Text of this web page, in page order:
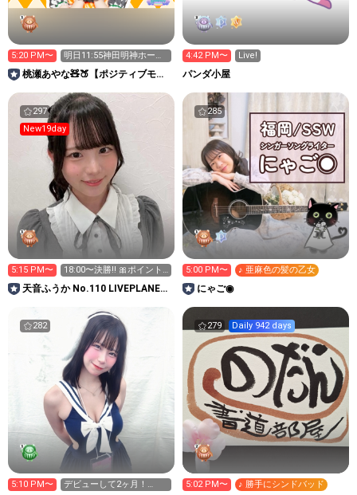
5:20 PM〜
明日11:55神田明神ホール
あとひとり！🥹🆘
桃瀬あやな🧸🍑【ポジティブモン
4:42 PM〜 Live!
パンダ小屋
297
New19day
5:15 PM〜
18:00〜決勝‼️ 🎀ポイント
1.2倍🎀
天音ふうか No.110 LIVEPLANET
285
5:00 PM〜 ♪ 亜麻色の髪の乙女
にゃご◉
282
5:10 PM〜
デビューして2ヶ月！
279 Daily 942 days
5:02 PM〜 ♪ 勝手にシンドバッド